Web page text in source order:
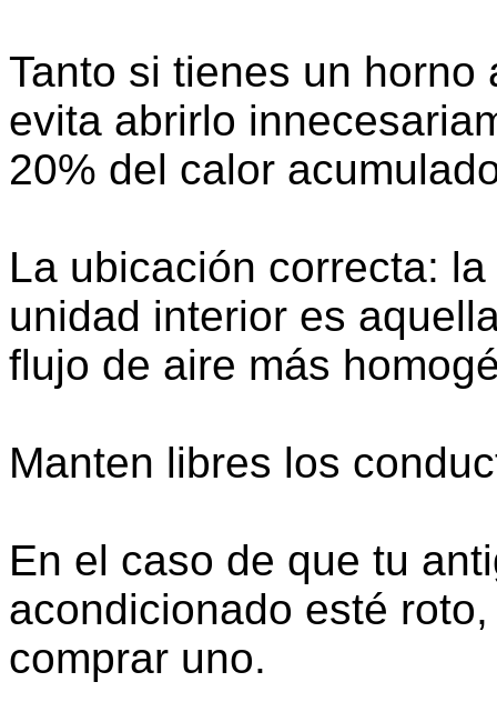
Tanto si tienes un
evita abrirlo
20% del calor
La ubicación correcta:
unidad interior es
flujo de aire más
Manten libres los
En el caso de que tu
acondicionado esté
comprar uno.